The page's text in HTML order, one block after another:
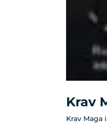
Krav
Krav Maga